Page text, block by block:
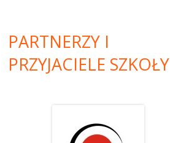
PARTNERZY I
PRZYJACIELE SZKOŁY